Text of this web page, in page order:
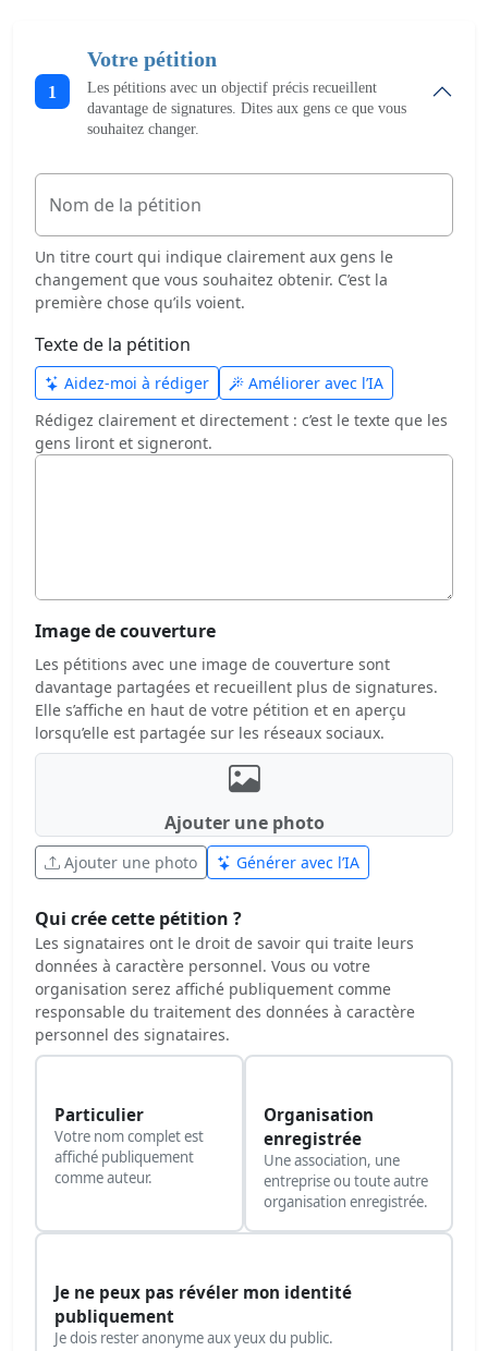
1
Votre pétition
Les pétitions avec un objectif précis recueillent
davantage de signatures. Dites aux gens ce que vous
souhaitez changer.
Nom de la pétition
Un titre court qui indique clairement aux gens le
changement que vous souhaitez obtenir. C’est la
première chose qu’ils voient.
Texte de la pétition
Aidez-moi à rédiger
Améliorer avec l’IA
Rédigez clairement et directement : c’est le texte que les
gens liront et signeront.
Image de couverture
Les pétitions avec une image de couverture sont
davantage partagées et recueillent plus de signatures.
Elle s’affiche en haut de votre pétition et en aperçu
lorsqu’elle est partagée sur les réseaux sociaux.
Ajouter une photo
Ajouter une photo Générer avec l’IA
Qui crée cette pétition ?
Les signataires ont le droit de savoir qui traite leurs
données à caractère personnel. Vous ou votre
organisation serez affiché publiquement comme
responsable du traitement des données à caractère
personnel des signataires.
Particulier
Votre nom complet est
affiché publiquement
comme auteur.
Organisation
enregistrée
Une association, une
entreprise ou toute autre
organisation enregistrée.
Je ne peux pas révéler mon identité
publiquement
Je dois rester anonyme aux yeux du public.